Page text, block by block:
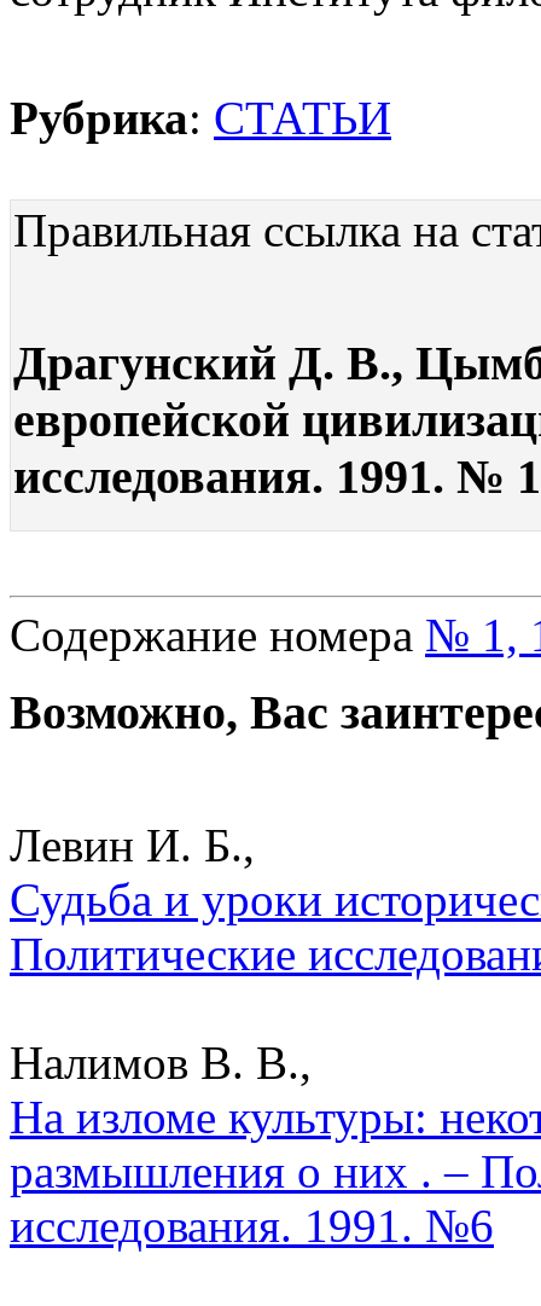
Рубрика: СТАТЬИ
Правильная ссылка на
Драгунский Д. В.,
европейской
исследования. 1991. №
Содержание номера № 1,
Возможно, Вас
Левин И. Б.,
Судьба и уроки
Политические
Налимов В. В.,
На изломе культуры:
размышления о них . –
исследования. 1991. №6